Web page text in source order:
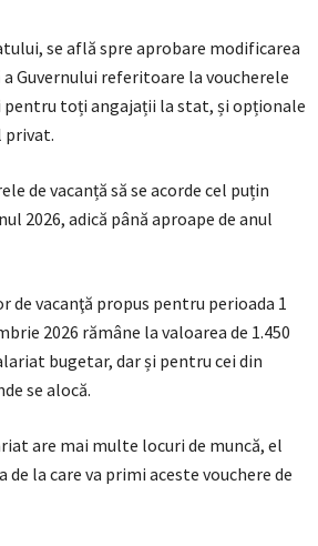
se află spre aprobare modificarea
Guvernului referitoare la voucherele
toți angajații la stat, și opționale
privat.
de vacanță să se acorde cel puțin
2026, adică până aproape de anul
de vacanţă propus pentru perioada 1
2026 rămâne la valoarea de 1.450
bugetar, dar și pentru cei din
se alocă.
are mai multe locuri de muncă, el
la care va primi aceste vouchere de